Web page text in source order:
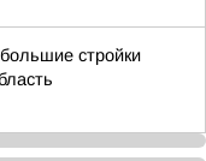
стройки